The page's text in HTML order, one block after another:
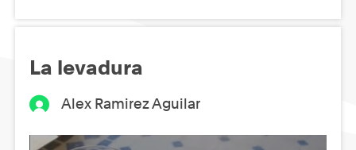
La levadura
Alex Ramirez Aguilar